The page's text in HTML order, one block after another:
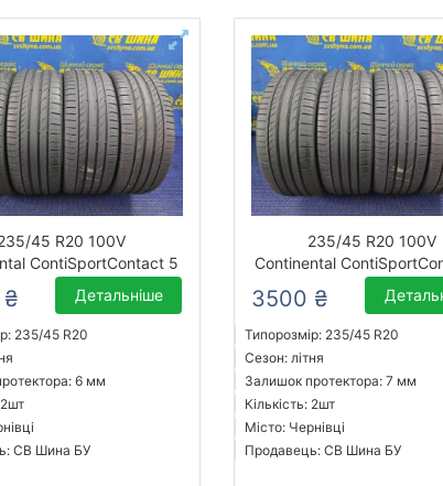
45 R20 100V
ContiSportContact 5
Детальніше
235/45 R20
6 мм
2шт
СВ Шина БУ
235/45 R20 100V
Continental
3500 ₴
Типорозмір: 235/45 R20
Сезон: літня
Залишок протектора: 7 мм
Кількість: 2шт
Місто: Чернівці
Продавець: СВ Шина БУ